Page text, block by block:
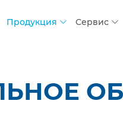
Продукция Сервис